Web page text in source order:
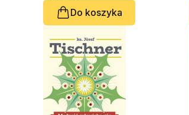
Do koszyka